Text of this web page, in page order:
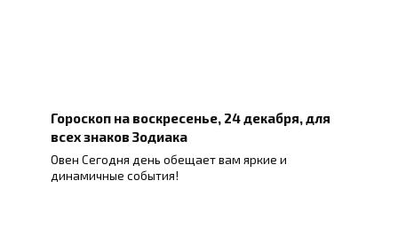
Гороскоп на воскресенье, 24 декабря, для
всех знаков Зодиака
Овен Сегодня день обещает вам яркие и
динамичные события!